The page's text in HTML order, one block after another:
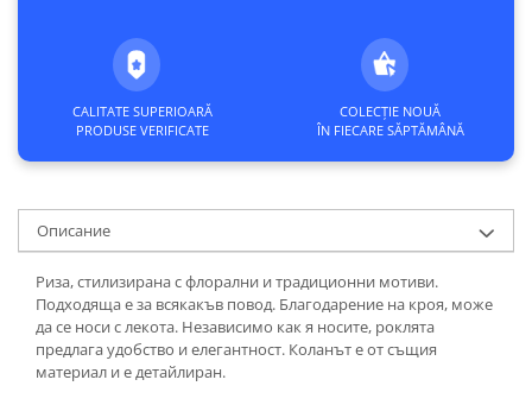
CALITATE SUPERIOARĂ
PRODUSE VERIFICATE
COLECȚIE NOUĂ
ÎN FIECARE SĂPTĂMÂNĂ
Описание
Риза, стилизирана с флорални и традиционни мотиви.
Подходяща е за всякакъв повод. Благодарение на кроя, може
да се носи с лекота. Независимо как я носите, роклята
предлага удобство и елегантност. Коланът е от същия
материал и е детайлиран.